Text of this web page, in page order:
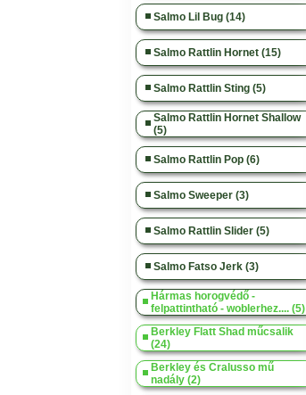
Salmo Lil Bug (14)
Salmo Rattlin Hornet (15)
Salmo Rattlin Sting (5)
Salmo Rattlin Hornet Shallow
(5)
Salmo Rattlin Pop (6)
Salmo Sweeper (3)
Salmo Rattlin Slider (5)
Salmo Fatso Jerk (3)
Hármas horogvédő -
felpattintható - woblerhez.... (5)
Berkley Flatt Shad műcsalik
(24)
Berkley és Cralusso mű
nadály (2)